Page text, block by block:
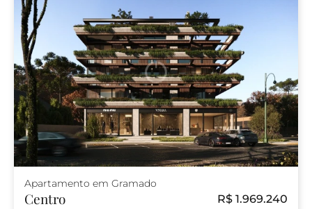
Apartamento em Gramado
Centro R$ 1.969.240